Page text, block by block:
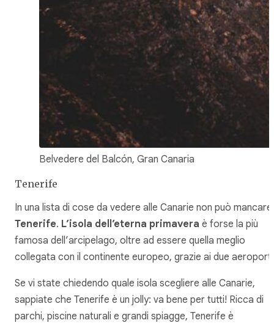
Belvedere del Balcón, Gran Canaria
Tenerife
In una lista di cose da vedere alle Canarie non può mancare
Tenerife. L’isola dell’eterna primavera è forse la più
famosa dell’arcipelago, oltre ad essere quella meglio
collegata con il continente europeo, grazie ai due
Se vi state chiedendo quale isola scegliere alle Canarie,
sappiate che Tenerife è un jolly: va bene per tutti! Ricca di
parchi, piscine naturali e grandi spiagge, Tenerife è